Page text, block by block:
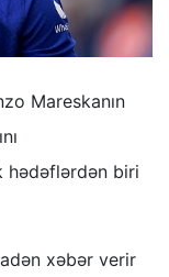
Mareskanın
hədəflərdən biri
xəbər verir